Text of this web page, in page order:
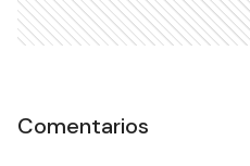
Comentarios